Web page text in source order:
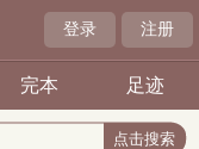
登录 注册
完本 足迹